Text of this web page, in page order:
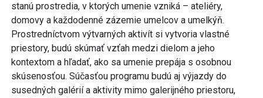
stanú prostredia, v ktorých umenie vzniká – ateliéry,
domovy a každodenné zázemie umelcov a umelkýň.
Prostredníctvom výtvarných aktivít si vytvoria vlastné
priestory, budú skúmať vzťah medzi dielom a jeho
kontextom a hľadať, ako sa umenie prepája s osobnou
skúsenosťou. Súčasťou programu budú aj výjazdy do
susedných galérií a aktivity mimo galerijného priestoru,